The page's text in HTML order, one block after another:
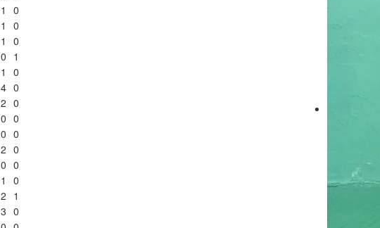
1
0
1
0
1
0
0 1
1
0
4 0
2 0
0 0
0 0
2 0
0 0
1
0
2 1
3 0